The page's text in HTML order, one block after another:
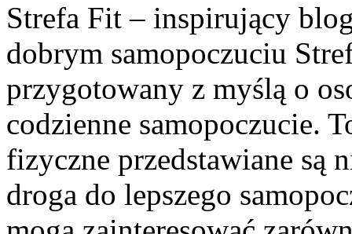
Strefa Fit – inspirujący
dobrym samopoczuciu
przygotowany z myślą o
codzienne samopoczucie.
fizyczne przedstawiane są
droga do lepszego